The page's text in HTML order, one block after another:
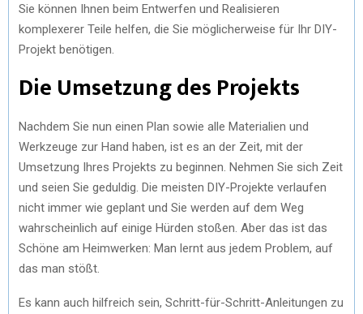
Sie können Ihnen beim Entwerfen und Realisieren
komplexerer Teile helfen, die Sie möglicherweise für Ihr DIY-
Projekt benötigen.
Die Umsetzung des Projekts
Nachdem Sie nun einen Plan sowie alle Materialien und
Werkzeuge zur Hand haben, ist es an der Zeit, mit der
Umsetzung Ihres Projekts zu beginnen. Nehmen Sie sich Zeit
und seien Sie geduldig. Die meisten DIY-Projekte verlaufen
nicht immer wie geplant und Sie werden auf dem Weg
wahrscheinlich auf einige Hürden stoßen. Aber das ist das
Schöne am Heimwerken: Man lernt aus jedem Problem, auf
das man stößt.
Es kann auch hilfreich sein, Schritt-für-Schritt-Anleitungen zu